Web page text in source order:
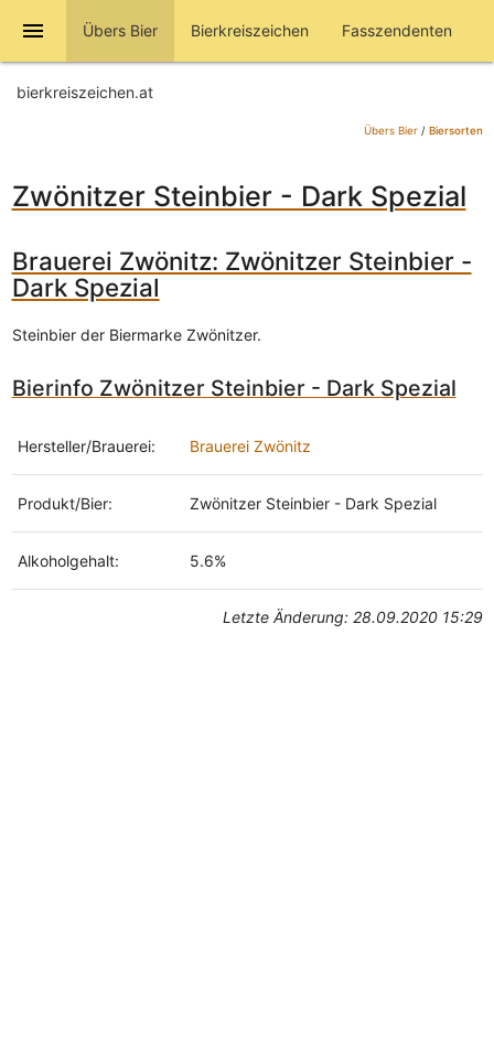
menu Übers Bier Bierkreiszeichen Fasszendenten
bierkreiszeichen.at
Übers Bier/ Biersorten
Zwönitzer Steinbier - Dark Spezial
Brauerei Zwönitz: Zwönitzer Steinbier -
Dark Spezial
Steinbier der Biermarke Zwönitzer.
Bierinfo Zwönitzer Steinbier - Dark Spezial
Hersteller/Brauerei: Brauerei Zwönitz
Produkt/Bier: Zwönitzer Steinbier - Dark Spezial
Alkoholgehalt: 5.6%
Letzte Änderung: 28.09.2020 15:29